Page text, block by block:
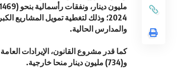
2024؛ وذلك لتغطية تمويل
والمدارس الحالية.
و(734) مليون دينار منحا خارجية.